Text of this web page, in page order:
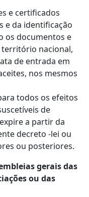
e certificados
e da identificação
os documentos e
nacional,
de entrada em
nos mesmos
todos os efeitos
de
a partir da
decreto -lei ou
ou posteriores.
gerais das
ou das